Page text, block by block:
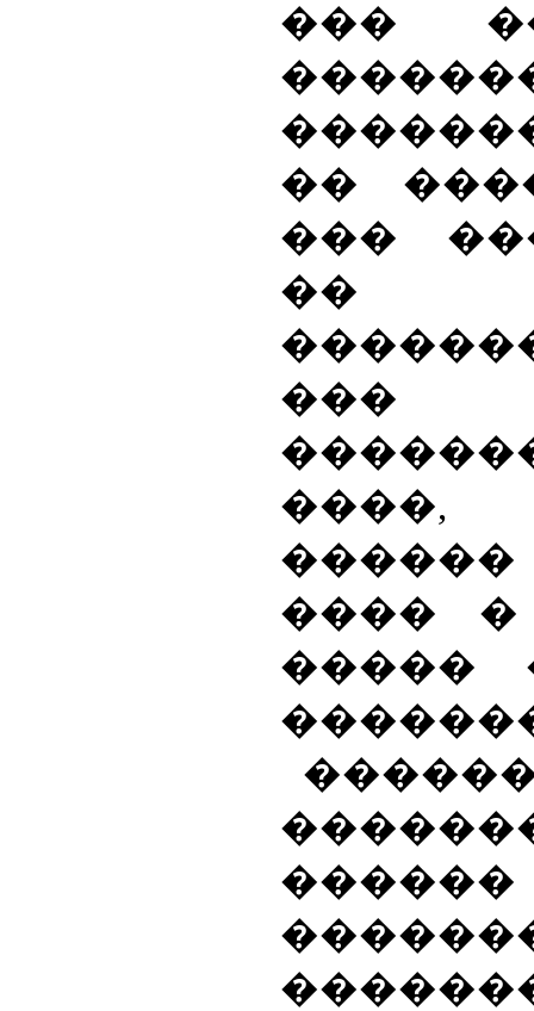
���
��
���
��
���
����,
������
���� �
�����